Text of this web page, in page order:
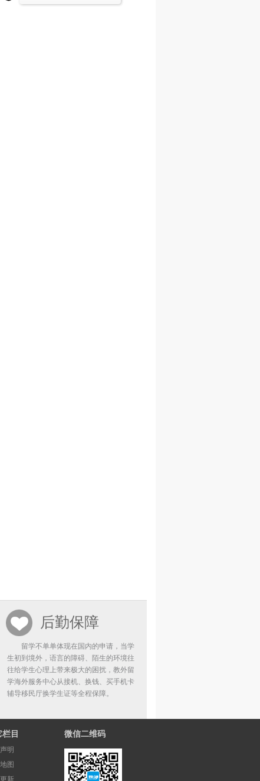
后勤保障
留学不单单体现在国内的申请，当学
生初到境外，语言的障碍、陌生的环境往
往给学生心理上带来极大的困扰，教外留
学海外服务中心从接机、换钱、买手机卡
辅导移民厅换学生证等全程保障。
目
明
图
新
微信二维码